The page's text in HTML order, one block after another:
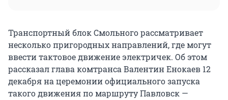
Транспортный блок Смольного рассматривает
несколько пригородных направлений, где могут
ввести тактовое движение электричек. Об этом
рассказал глава комтранса Валентин Енокаев 12
декабря на церемонии официального запуска
такого движения по маршруту Павловск —